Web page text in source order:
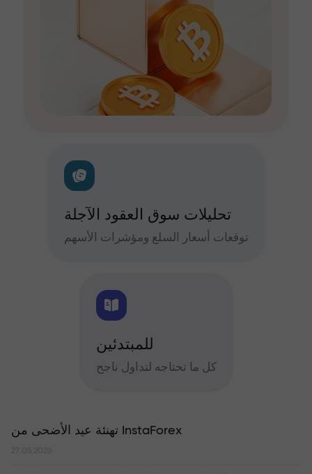
تحليلات سوق العقود الآجلة
توقعات أسعار السلع ومؤشرات الأسهم
للمبتدئين
كل ما تحتاجه لتداول ناجح
تهنئة عيد الأضحى من InstaForex
27.05.2026